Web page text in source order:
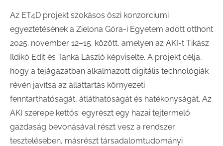
Az ET4D projekt szokásos őszi konzorciumi
egyeztetésének a Zielona Góra-i Egyetem adott otthont
2025. november 12–15. között, amelyen az AKI-t Tikász
Ildikó Edit és Tanka László képviselte. A projekt célja,
hogy a tejágazatban alkalmazott digitális technológiák
révén javítsa az állattartás környezeti
fenntarthatóságát, átláthatóságát és hatékonyságát. Az
AKI szerepe kettős: egyrészt egy hazai tejtermelő
gazdaság bevonásával részt vesz a rendszer
tesztelésében, másrészt társadalomtudományi